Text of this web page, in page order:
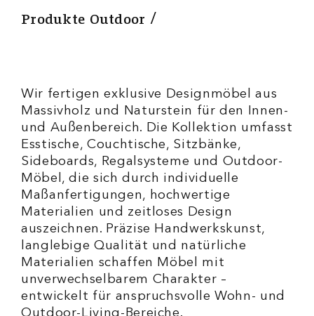
Produkte Outdoor
Wir fertigen exklusive Designmöbel aus
Massivholz und Naturstein für den Innen-
und Außenbereich. Die Kollektion umfasst
Esstische, Couchtische, Sitzbänke,
Sideboards, Regalsysteme und Outdoor-
Möbel, die sich durch individuelle
Maßanfertigungen, hochwertige
Materialien und zeitloses Design
auszeichnen. Präzise Handwerkskunst,
langlebige Qualität und natürliche
Materialien schaffen Möbel mit
unverwechselbarem Charakter –
entwickelt für anspruchsvolle Wohn- und
Outdoor-Living-Bereiche.